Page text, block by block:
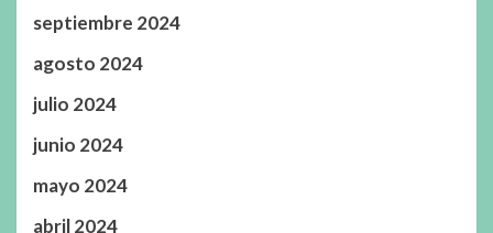
septiembre 2024
agosto 2024
julio 2024
junio 2024
mayo 2024
abril 2024